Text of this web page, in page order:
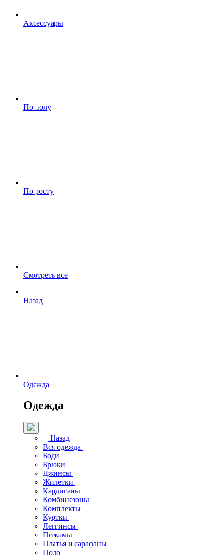
Аксессуары
По полу
По росту
Смотреть все
Назад
Одежда
Одежда
Назад
Вся одежда
Боди
Брюки
Джинсы
Жилетки
Кардиганы
Комбинезоны
Комплекты
Куртки
Леггинсы
Пижамы
Платья и сарафаны
Поло